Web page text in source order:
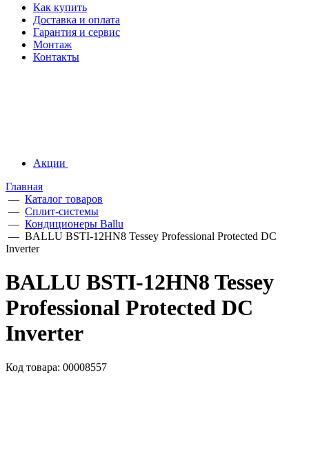
Как купить
Доставка и оплата
Гарантия и сервис
Монтаж
Контакты
Акции
Главная
— Каталог товаров
— Сплит-системы
— Кондиционеры Ballu
— BALLU BSTI-12HN8 Tessey Professional Protected DC
Inverter
BALLU BSTI-12HN8 Tessey
Professional Protected DC
Inverter
Код товара: 00008557